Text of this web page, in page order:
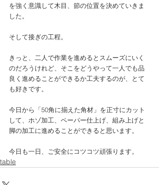
を強く意識して木目、節の位置を決めていきま
した。
そして接ぎの工程。
きっと、二人で作業を進めるとスムーズにいく
のだろうけれど、そこをどうやって一人でも品
良く進めることができるか工夫するのが、とて
も好きです。
今日から「50角に揃えた角材」を正寸にカット
して、ホゾ加工、ペーパー仕上げ、組み上げと
脚の加工に進めることができると思います。
今日も一日、ご安全にコツコツ頑張ります。
table